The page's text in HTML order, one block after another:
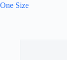
One Size